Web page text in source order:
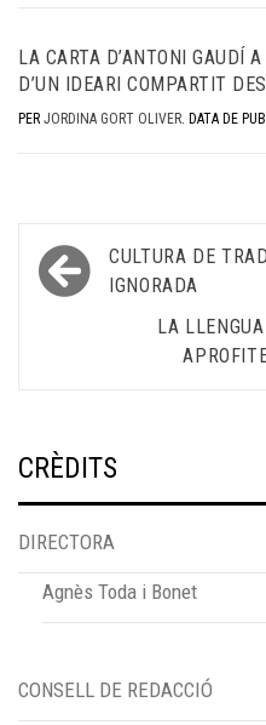
LA CARTA D’ANTONI GAUDÍ
D’UN IDEARI COMPARTIT
PER JORDINA GORT OLIVER. DATA DE
Navegació
d'entrades
CULTURA DE
IGNORADA
LA
CRÈDITS
DIRECTORA
Agnès Toda i Bonet
CONSELL DE REDACCIÓ